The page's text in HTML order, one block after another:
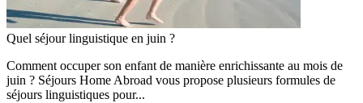
Quel séjour linguistique en juin ?
Comment occuper son enfant de manière enrichissante au mois de
juin ? Séjours Home Abroad vous propose plusieurs formules de
séjours linguistiques pour...